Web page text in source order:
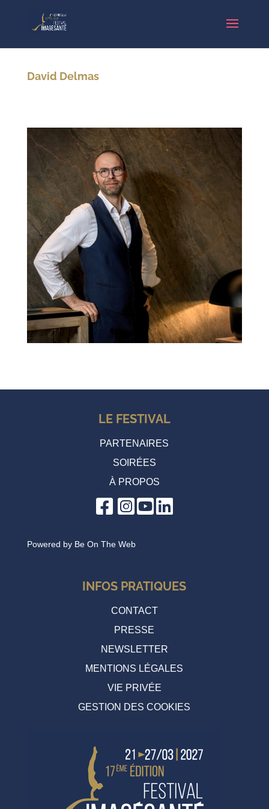
David Delmas
LE FESTIVAL
PARTENAIRES
SOIRÉES
À PROPOS
Powered by Be On The Web
INFOS PRATIQUES
CONTACT
PRESSE
NEWSLETTER
MENTIONS LÉGALES
VIE PRIVÉE
GESTION DES COOKIES